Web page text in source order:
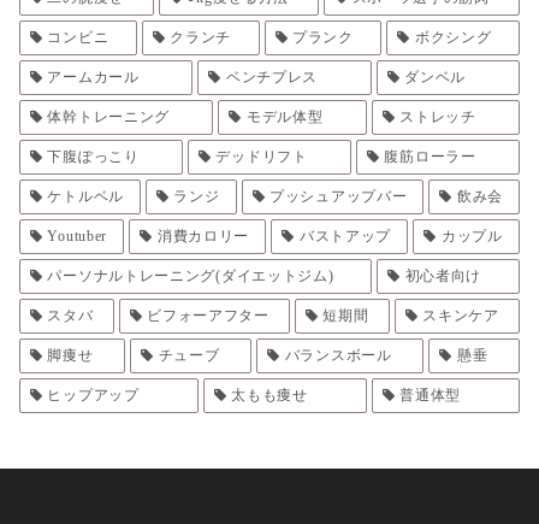
コンビニ クランチ プランク ボクシング
アームカール ベンチプレス ダンベル
体幹トレーニング モデル体型 ストレッチ
下腹ぽっこり デッドリフト 腹筋ローラー
ケトルベル ランジ プッシュアップバー 飲み会
Youtuber 消費カロリー バストアップ カップル
パーソナルトレーニング(ダイエットジム) 初心者向け
スタバ ビフォーアフター 短期間 スキンケア
脚痩せ チューブ バランスボール 懸垂
ヒップアップ 太もも痩せ 普通体型